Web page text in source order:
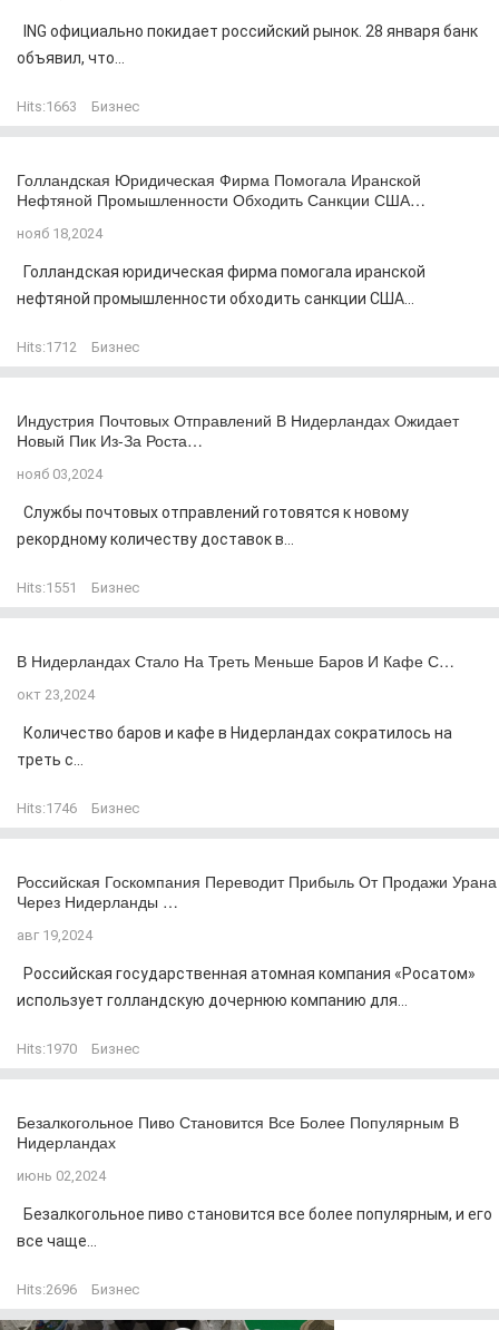
ING официально покидает российский рынок. 28 января банк
объявил, что...
Hits:1663 Бизнес
Голландская Юридическая Фирма Помогала Иранской
Нефтяной Промышленности Обходить Санкции США…
нояб 18,2024
Голландская юридическая фирма помогала иранской
нефтяной промышленности обходить санкции США...
Hits:1712 Бизнес
Индустрия Почтовых Отправлений В Нидерландах Ожидает
Новый Пик Из-За Роста…
нояб 03,2024
Службы почтовых отправлений готовятся к новому
рекордному количеству доставок в...
Hits:1551 Бизнес
В Нидерландах Стало На Треть Меньше Баров И Кафе С…
окт 23,2024
Количество баров и кафе в Нидерландах сократилось на
треть с...
Hits:1746 Бизнес
Российская Госкомпания Переводит Прибыль От Продажи Урана
Через Нидерланды …
авг 19,2024
Российская государственная атомная компания «Росатом»
использует голландскую дочернюю компанию для...
Hits:1970 Бизнес
Безалкогольное Пиво Становится Все Более Популярным В
Нидерландах
июнь 02,2024
Безалкогольное пиво становится все более популярным, и его
все чаще...
Hits:2696 Бизнес